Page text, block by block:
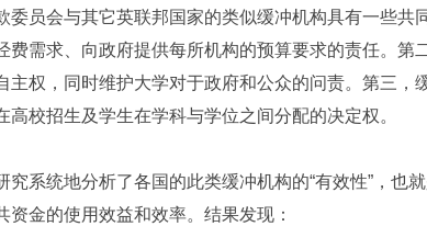
委员会与其它英联邦国家的类似缓冲机构具有一些
费需求、向政府提供每所机构的预算要求的责任。
主权，同时维护大学对于政府和公众的问责。第三
高校招生及学生在学科与学位之间分配的决定权。
究系统地分析了各国的此类缓冲机构的“有效性”，也
资金的使用效益和效率。结果发现：